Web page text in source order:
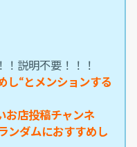
説明不要！！！
し“とメンションする
お店投稿チャンネ
ンダムにおすすめし